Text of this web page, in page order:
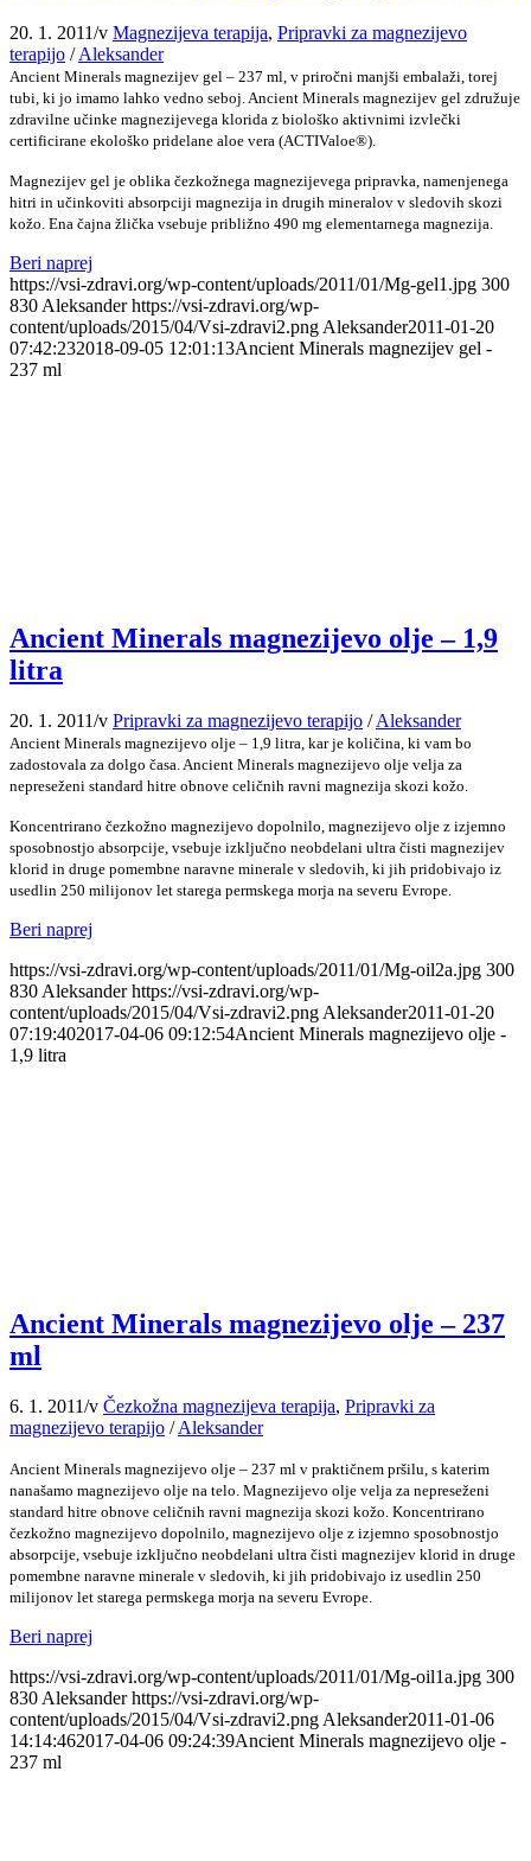
20. 1. 2011/v Magnezijeva terapija, Pripravki za magnezijevo
terapijo / Aleksander
Ancient Minerals magnezijev gel – 237 ml, v priročni manjši embalaži, torej
tubi, ki jo imamo lahko vedno seboj. Ancient Minerals magnezijev gel združuje
zdravilne učinke magnezijevega klorida z biološko aktivnimi izvlečki
certificirane ekološko pridelane aloe vera (ACTIValoe®).
Magnezijev gel je oblika čezkožnega magnezijevega pripravka, namenjenega
hitri in učinkoviti absorpciji magnezija in drugih mineralov v sledovih skozi
kožo. Ena čajna žlička vsebuje približno 490 mg elementarnega magnezija.
Beri naprej
https://vsi-zdravi.org/wp-content/uploads/2011/01/Mg-gel1.jpg 300
830 Aleksander https://vsi-zdravi.org/wp-
content/uploads/2015/04/Vsi-zdravi2.png Aleksander2011-01-20
07:42:232018-09-05 12:01:13Ancient Minerals magnezijev gel -
237 ml
Ancient Minerals magnezijevo olje – 1,9
litra
20. 1. 2011/v Pripravki za magnezijevo terapijo / Aleksander
Ancient Minerals magnezijevo olje – 1,9 litra, kar je količina, ki vam bo
zadostovala za dolgo časa. Ancient Minerals magnezijevo olje velja za
nepreseženi standard hitre obnove celičnih ravni magnezija skozi kožo.
Koncentrirano čezkožno magnezijevo dopolnilo, magnezijevo olje z izjemno
sposobnostjo absorpcije, vsebuje izključno neobdelani ultra čisti magnezijev
klorid in druge pomembne naravne minerale v sledovih, ki jih pridobivajo iz
usedlin 250 milijonov let starega permskega morja na severu Evrope.
Beri naprej
https://vsi-zdravi.org/wp-content/uploads/2011/01/Mg-oil2a.jpg 300
830 Aleksander https://vsi-zdravi.org/wp-
content/uploads/2015/04/Vsi-zdravi2.png Aleksander2011-01-20
07:19:402017-04-06 09:12:54Ancient Minerals magnezijevo olje -
1,9 litra
Ancient Minerals magnezijevo olje – 237
ml
6. 1. 2011/v Čezkožna magnezijeva terapija, Pripravki za
magnezijevo terapijo / Aleksander
Ancient Minerals magnezijevo olje – 237 ml v praktičnem pršilu, s katerim
nanašamo magnezijevo olje na telo. Magnezijevo olje velja za nepreseženi
standard hitre obnove celičnih ravni magnezija skozi kožo. Koncentrirano
čezkožno magnezijevo dopolnilo, magnezijevo olje z izjemno sposobnostjo
absorpcije, vsebuje izključno neobdelani ultra čisti magnezijev klorid in druge
pomembne naravne minerale v sledovih, ki jih pridobivajo iz usedlin 250
milijonov let starega permskega morja na severu Evrope.
Beri naprej
https://vsi-zdravi.org/wp-content/uploads/2011/01/Mg-oil1a.jpg 300
830 Aleksander https://vsi-zdravi.org/wp-
content/uploads/2015/04/Vsi-zdravi2.png Aleksander2011-01-06
14:14:462017-04-06 09:24:39Ancient Minerals magnezijevo olje -
237 ml